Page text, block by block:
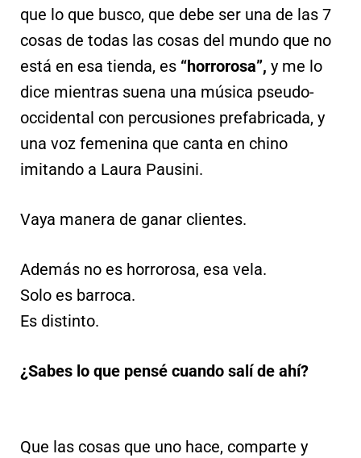
que lo que busco, que debe ser una de las 7
cosas de todas las cosas del mundo que no
está en esa tienda, es “horrorosa”, y me lo
dice mientras suena una música pseudo-
occidental con percusiones prefabricada, y
una voz femenina que canta en chino
imitando a Laura Pausini.
Vaya manera de ganar clientes.
Además no es horrorosa, esa vela.
Solo es barroca.
Es distinto.
¿Sabes lo que pensé cuando salí de ahí?
Que las cosas que uno hace, comparte y